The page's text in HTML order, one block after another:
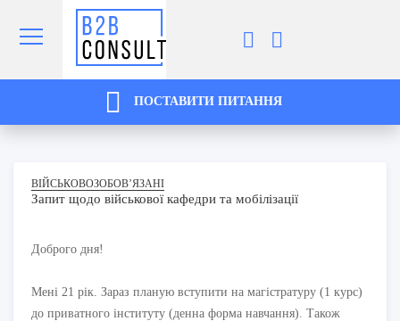
ПОСТАВИТИ ПИТАННЯ
ВІЙСЬКОВОЗОБОВ’ЯЗАНІ
Запит щодо військової кафедри та мобілізації
Доброго дня!
Мені 21 рік. Зараз планую вступити на магістратуру (1 курс)
до приватного інституту (денна форма навчання). Також